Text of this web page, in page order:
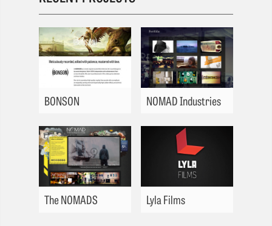
BONSON NOMAD Industries
The NOMADS Lyla Films